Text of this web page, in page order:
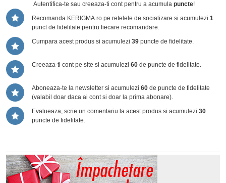
Autentifica-te sau creeaza-ti contpentru a acumula puncte!
Recomanda KERIGMA.ro pe retelele de socializare si acumulezi 1
punct de fidelitate pentru fiecare recomandare.
Cumpara acest produs si acumulezi 39 puncte de fidelitate.
Creeaza-ti cont pe site si acumulezi 60 de puncte de fidelitate.
Aboneaza-te la newsletter si acumulezi 60 de puncte de fidelitate
(valabil doar daca ai cont si doar la prima abonare).
Evalueaza, scrie un comentariu la acest produs si acumulezi 30
puncte de fidelitate.